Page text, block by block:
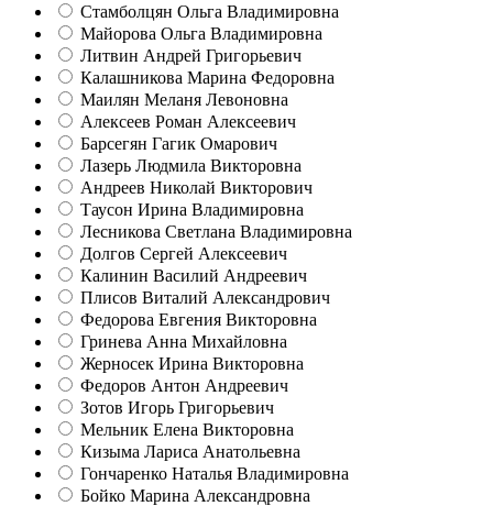
Стамболцян Ольга Владимировна
Майорова Ольга Владимировна
Литвин Андрей Григорьевич
Калашникова Марина Федоровна
Маилян Меланя Левоновна
Алексеев Роман Алексеевич
Барсегян Гагик Омарович
Лазерь Людмила Викторовна
Андреев Николай Викторович
Таусон Ирина Владимировна
Лесникова Светлана Владимировна
Долгов Сергей Алексеевич
Калинин Василий Андреевич
Плисов Виталий Александрович
Федорова Евгения Викторовна
Гринева Анна Михайловна
Жерносек Ирина Викторовна
Федоров Антон Андреевич
Зотов Игорь Григорьевич
Мельник Елена Викторовна
Кизыма Лариса Анатольевна
Гончаренко Наталья Владимировна
Бойко Марина Александровна